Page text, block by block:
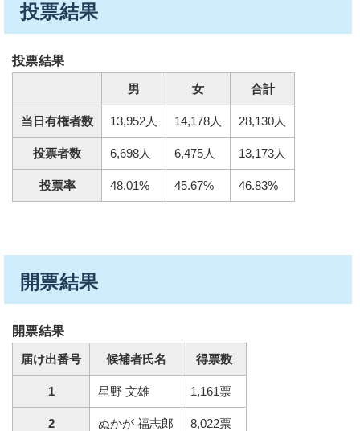
投票結果
投票結果
男 女 合計
当日有権者数 13,952人 14,178人 28,130人
投票者数 6,698人 6,475人 13,173人
投票率 48.01% 45.67% 46.83%
開票結果
開票結果
届け出番号 候補者氏名 得票数
1 星野 文雄 1,161票
2 ぬかが 福志郎 8,022票